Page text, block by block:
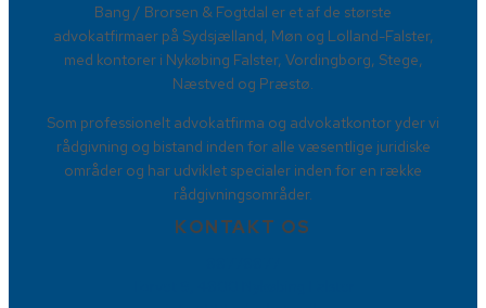
​Bang / Brorsen & Fogtdal er et af de største
advokatfirmaer på Sydsjælland, Møn og Lolland-Falster,
med kontorer i Nykøbing Falster, Vordingborg, Stege,
Næstved og Præstø.
Som professionelt advokatfirma og advokatkontor yder vi
rådgivning og bistand inden for alle væsentlige juridiske
områder og har udviklet specialer inden for en række
rådgivningsområder.
KONTAKT OS